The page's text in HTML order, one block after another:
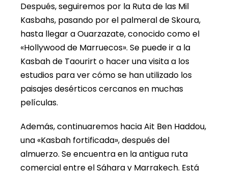
Después, seguiremos por la Ruta de las Mil
Kasbahs, pasando por el palmeral de Skoura,
hasta llegar a Ouarzazate, conocido como el
«Hollywood de Marruecos». Se puede ir a la
Kasbah de Taourirt o hacer una visita a los
estudios para ver cómo se han utilizado los
paisajes desérticos cercanos en muchas
películas.
Además, continuaremos hacia Ait Ben Haddou,
una «Kasbah fortificada», después del
almuerzo. Se encuentra en la antigua ruta
comercial entre el Sáhara y Marrakech. Está